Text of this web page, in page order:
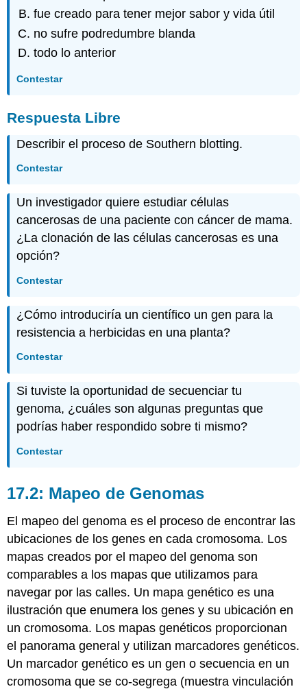
fue creado para tener mejor sabor y vida útil
no sufre podredumbre blanda
todo lo anterior
Contestar
Respuesta Libre
Describir el proceso de Southern blotting.
Contestar
Un investigador quiere estudiar células
cancerosas de una paciente con cáncer de mama.
¿La clonación de las células cancerosas es una
opción?
Contestar
¿Cómo introduciría un científico un gen para la
resistencia a herbicidas en una planta?
Contestar
Si tuviste la oportunidad de secuenciar tu
genoma, ¿cuáles son algunas preguntas que
podrías haber respondido sobre ti mismo?
Contestar
17.2: Mapeo de Genomas
El mapeo del genoma es el proceso de encontrar las
ubicaciones de los genes en cada cromosoma. Los
mapas creados por el mapeo del genoma son
comparables a los mapas que utilizamos para
navegar por las calles. Un mapa genético es una
ilustración que enumera los genes y su ubicación en
un cromosoma. Los mapas genéticos proporcionan
el panorama general y utilizan marcadores genéticos.
Un marcador genético es un gen o secuencia en un
cromosoma que se co-segrega (muestra vinculación